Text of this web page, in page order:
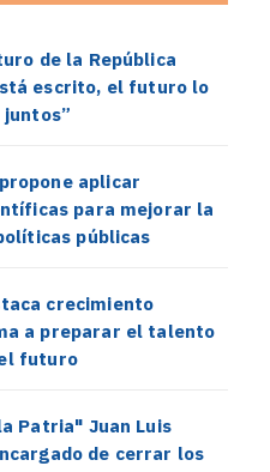
de la República
escrito, el futuro lo
aplicar
para mejorar la
públicas
crecimiento
a preparar el talento
futuro
Patria" Juan Luis
de cerrar los